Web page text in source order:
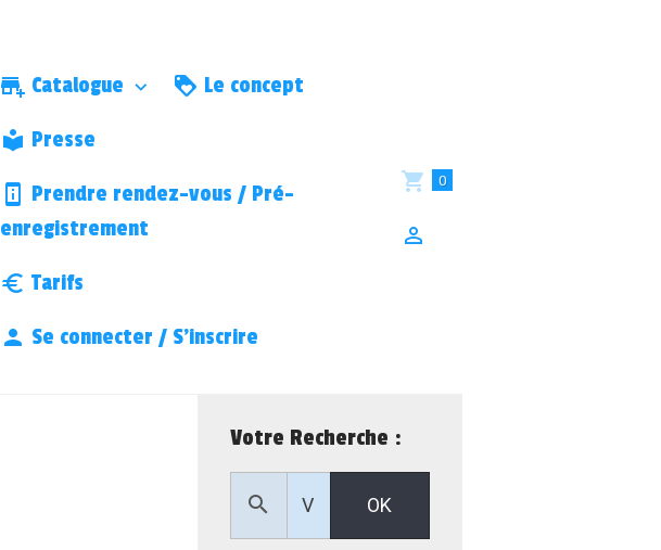
Catalogue Le concept
Presse
Prendre rendez-vous / Pré-
enregistrement
Tarifs
Se connecter / S’inscrire
0
Votre Recherche :
OK